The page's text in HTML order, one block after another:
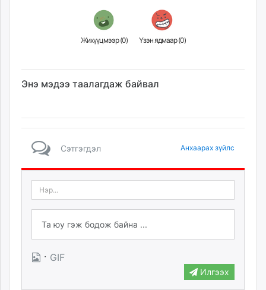
Жихүүцмээр (0) Үзэн ядмаар (0)
Энэ мэдээ таалагдаж байвал
Сэтгэгдэл Анхаарах зүйлс
· GIF
Илгээх